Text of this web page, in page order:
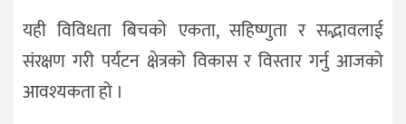
यही विविधता बिचको एकता, सहिष्णुता र सद्भावलाई
संरक्षण गरी पर्यटन क्षेत्रको विकास र विस्तार गर्नु आजको
आवश्यकता हो ।